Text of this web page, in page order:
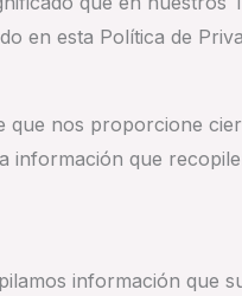
en esta Política de
nos proporcione
que
información que